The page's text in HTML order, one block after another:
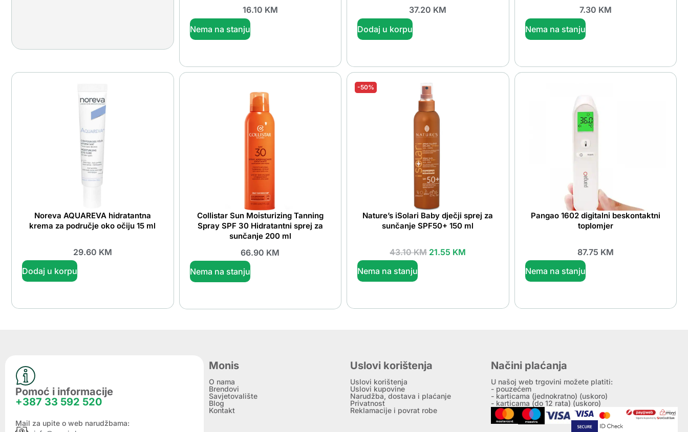
16.10 KM
Nema na stanju
37.20 KM
Dodaj u korpu
7.30 KM
Nema na stanju
Noreva AQUAREVA hidratantna
krema za područje oko očiju 15 ml
29.60 KM
Dodaj u korpu
Collistar Sun Moisturizing Tanning
Spray SPF 30 Hidratantni sprej za
sunčanje 200 ml
66.90 KM
Nema na stanju
-50%
Nature’s iSolari Baby dječji sprej za
sunčanje SPF50+ 150 ml
43.10KM 21.55 KM
Nema na stanju
Pangao 1602 digitalni beskontaktni
toplomjer
87.75 KM
Nema na stanju
Pomoć i informacije
+387 33 592 520
Mail za upite o web narudžbama:
Monis
O nama
Brendovi
Savjetovalište
Blog
Kontakt
Uslovi korištenja
Uslovi korištenja
Uslovi kupovine
Narudžba, dostava i plaćanje
Privatnost
Reklamacije i povrat robe
Načini plaćanja
U našoj web trgovini možete platiti:
- pouzećem
- karticama (jednokratno) (uskoro)
- karticama (do 12 rata) (uskoro)